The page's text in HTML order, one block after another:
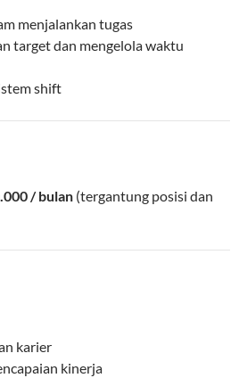
menjalankan tugas
target dan mengelola waktu
shift
/ bulan (tergantung posisi dan
karier
kinerja